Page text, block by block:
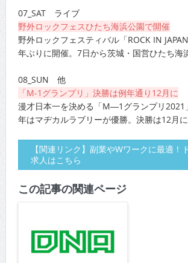
07_SAT ライブ
野外ロックフェスひたち海浜公園で開催
野外ロックフェスティバル「ROCK IN
年ぶりに開催。7日から茨城・国営ひたち海
08_SUN 他
「M-1グランプリ」決勝は例年通り12月に
漫才日本一を決める「M―1グランプリ2021
年はマヂカルラブリーが優勝。決勝は12月に
【関連リンク】副業やWワークに最適！
求人はこちら
この記事の関連ページ